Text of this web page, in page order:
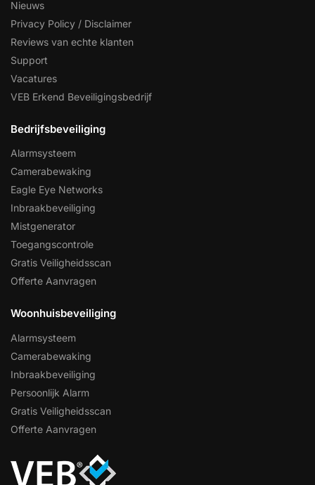
Nieuws
Privacy Policy / Disclaimer
Reviews van echte klanten
Support
Vacatures
VEB Erkend Beveiligingsbedrijf
Bedrijfsbeveiliging
Alarmsysteem
Camerabewaking
Eagle Eye Networks
Inbraakbeveiliging
Mistgenerator
Toegangscontrole
Gratis Veiligheidsscan
Offerte Aanvragen
Woonhuisbeveiliging
Alarmsysteem
Camerabewaking
Inbraakbeveiliging
Persoonlijk Alarm
Gratis Veiligheidsscan
Offerte Aanvragen